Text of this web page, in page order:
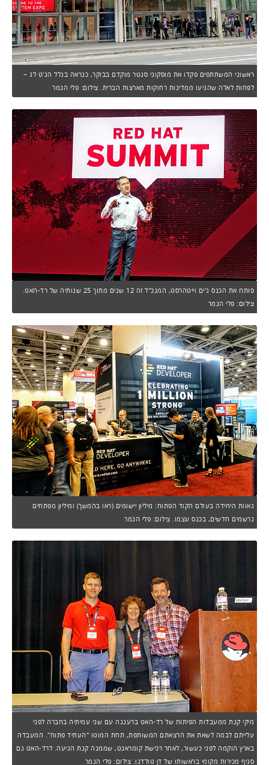
ראשוני המשתתפים פקדו את מוסקוני סנטר מוקדם בבוקר, כנראה בגלל הג'ט לג –
לפחות לאלה שהגיעו ממדינות רחוקות מארצות הברית. צילום: פלי הנמר
פותח את הכנס ג'ים וייטהרסט, המנכ"ל זה 12 שנים מתוך 25 שנותיה של רד-האט.
צילום: פלי הנמר
גאוות היחידה בעולם הקוד הפתוח: מיליון יישומים (ראו בהמשך) ומיליון מפתחים
נרשמים חדשים, בכנס עצמו. צילום: פלי הנמר
מיקי קנת ממעבדות הפיתוח של רד-האט ברעננה עם שני עמיתיה בחברה לפני
עלייתם לבמה לשאת את הרצאתם המשותפת, תחת המוטו "העתיד פתוח". המעבדה
בארץ הוקמה לפני כעשור, לאחר רכישת קומראנט, שממנה קנת הגיעה. לרד-האט גם
סניף מכירות מקומי בראשותו של דן טולדנו. צילום: פלי הנמר